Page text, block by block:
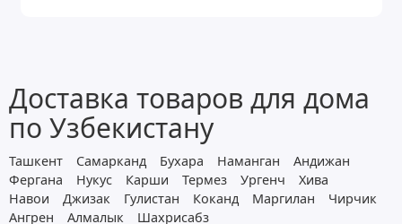
Доставка товаров для дома
по Узбекистану
Ташкент Самарканд Бухара Наманган
Андижан
Фергана
Нукус Карши Термез Ургенч
Хива
Навои
Джизак Гулистан Коканд Маргилан
Чирчик
Ангрен
Алмалык Шахрисабз